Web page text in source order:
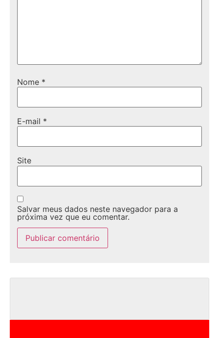
Nome *
E-mail *
Site
Salvar meus dados neste navegador para a
próxima vez que eu comentar.